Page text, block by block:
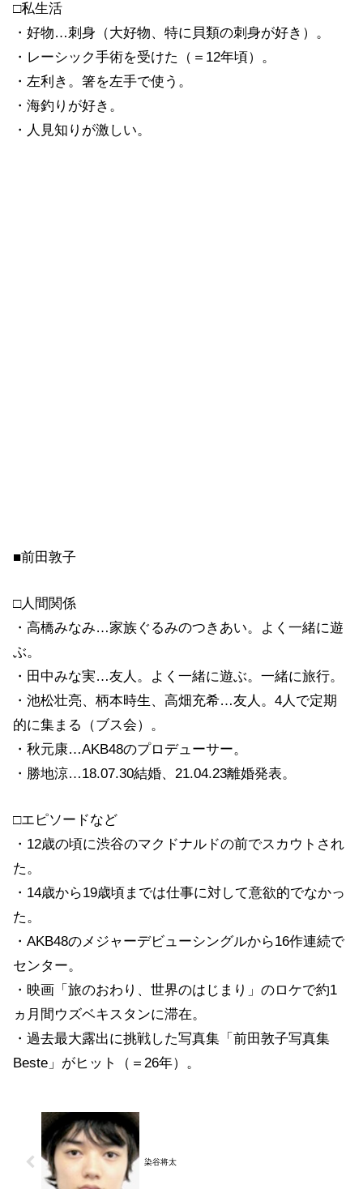
□私生活
・好物…刺身（大好物、特に貝類の刺身が好き）。
・レーシック手術を受けた（＝12年頃）。
・左利き。箸を左手で使う。
・海釣りが好き。
・人見知りが激しい。
■前田敦子
□人間関係
・高橋みなみ…家族ぐるみのつきあい。よく一緒に遊
ぶ。
・田中みな実…友人。よく一緒に遊ぶ。一緒に旅行。
・池松壮亮、柄本時生、高畑充希…友人。4人で定期
的に集まる（ブス会）。
・秋元康…AKB48のプロデューサー。
・勝地涼…18.07.30結婚、21.04.23離婚発表。
□エピソードなど
・12歳の頃に渋谷のマクドナルドの前でスカウトされ
た。
・14歳から19歳頃までは仕事に対して意欲的でなかっ
た。
・AKB48のメジャーデビューシングルから16作連続で
センター。
・映画「旅のおわり、世界のはじまり」のロケで約1
ヵ月間ウズベキスタンに滞在。
・過去最大露出に挑戦した写真集「前田敦子写真集
Beste」がヒット（＝26年）。
染谷将太